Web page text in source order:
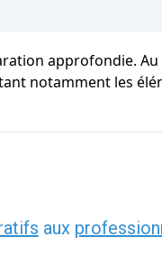
approfondie.
notamment les
aux